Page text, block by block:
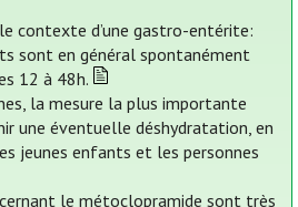
contexte d’une gastro-entérite:
sont en général spontanément
12 à 48h.
la mesure la plus importante
une éventuelle déshydratation, en
jeunes enfants et les personnes
le métoclopramide sont très